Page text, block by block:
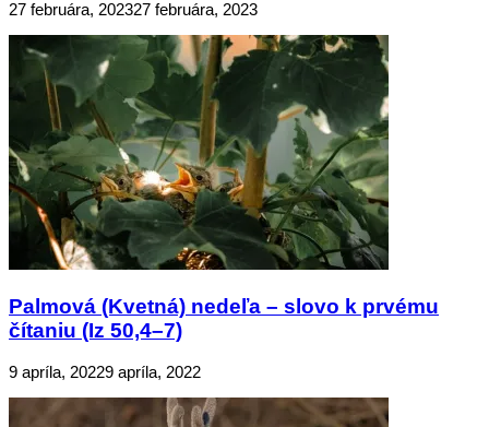
27 februára, 202327 februára, 2023
Palmová (Kvetná) nedeľa – slovo k prvému
čítaniu (Iz 50,4–7)
9 apríla, 20229 apríla, 2022